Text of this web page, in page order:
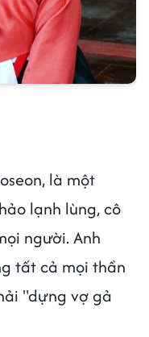
là một
lạnh lùng, cô
người. Anh
tất cả mọi thần
"dựng vợ gả